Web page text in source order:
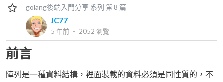
golang後端入門分享 系列 第 8 篇
JC77
5 年前 ‧ 2052 瀏覽
前言
陣列是一種資料結構，裡面裝載的資料必須是同性質的，不